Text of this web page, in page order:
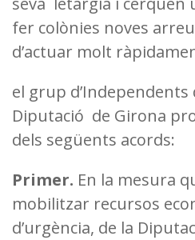
fer colònies noves
d’actuar molt
el grup d’Independents
Diputació de Girona
dels següents acords:
Primer. En la mesura
mobilitzar recursos
d’urgència, de la